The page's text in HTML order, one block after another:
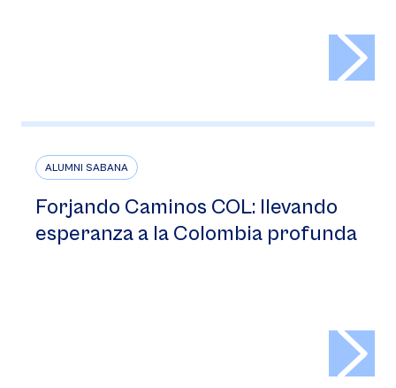
ALUMNI SABANA
Forjando Caminos COL: llevando
esperanza a la Colombia profunda